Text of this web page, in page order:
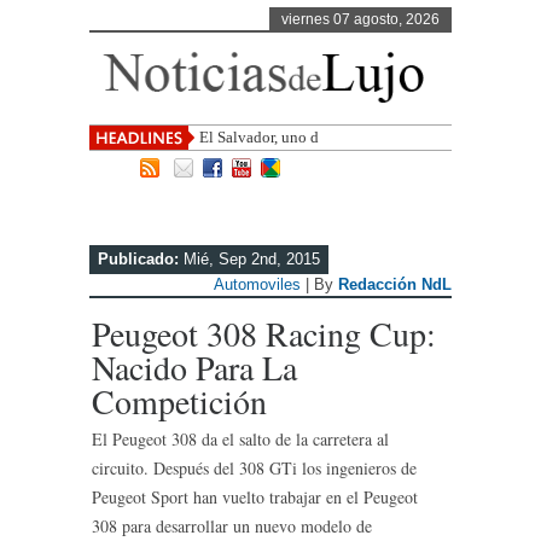
viernes 07 agosto, 2026
El Salvador, uno de los destinos con
mayor proyecc
Publicado: Mié, Sep 2nd, 2015
Automoviles | By Redacción NdL
Peugeot 308 Racing Cup:
Nacido Para La
Competición
El Peugeot 308 da el salto de la carretera al
circuito. Después del 308 GTi los ingenieros de
Peugeot Sport han vuelto trabajar en el Peugeot
308 para desarrollar un nuevo modelo de